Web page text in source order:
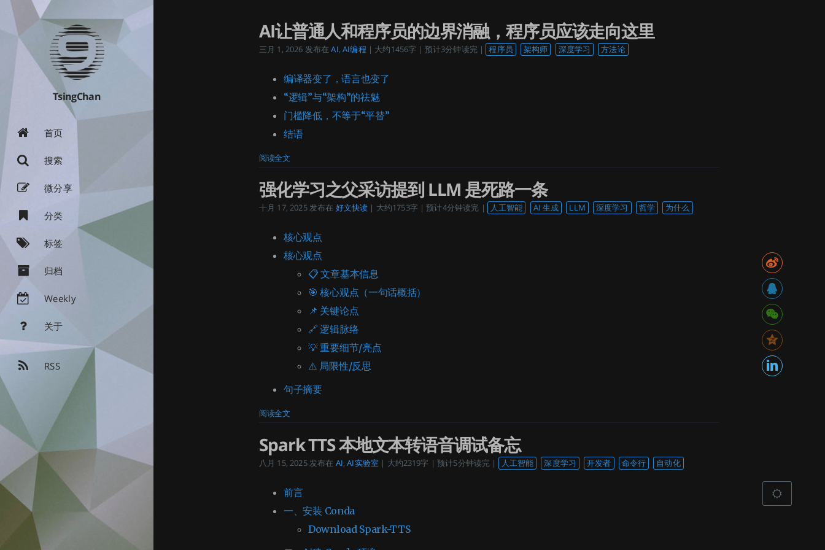
TsingChan
首页
搜索
微分享
分类
标签
归档
Weekly
关于
RSS
AI让普通人和程序员的边界消融，程序员应该走向这里
三月 1, 2026 发布在 AI,AI编程 | 大约1456字 | 预计3分钟读完 | 程序员 架构师 深度学习 方法论
编译器变了，语言也变了
“逻辑”与“架构”的祛魅
门槛降低，不等于“平替”
结语
阅读全文
强化学习之父采访提到 LLM 是死路一条
十月 17, 2025发布在 好文快读 | 大约1753字 | 预计4分钟读完 | 人工智能 AI 生成 LLM 深度学习 哲学 为什么
核心观点
核心观点
📋 文章基本信息
🎯 核心观点（一句话概括）
📌 关键论点
🔗 逻辑脉络
💡 重要细节/亮点
⚠️ 局限性/反思
句子摘要
阅读全文
Spark TTS 本地文本转语音调试备忘
八月 15, 2025发布在 AI,AI实验室 | 大约2319字 | 预计5分钟读完 | 人工智能 深度学习 开发者 命令行 自动化
前言
一、安装 Conda
Download Spark-TTS